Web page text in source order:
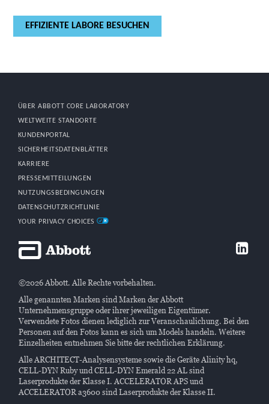
EFFIZIENTE LABORE BESUCHEN
ÜBER ABBOTT CORE LABORATORY
WELTWEITE STANDORTE
KUNDENPORTAL
SICHERHEITSDATENBLÄTTER
KARRIERE
PRESSEMITTEILUNGEN
NUTZUNGSBEDINGUNGEN
DATENSCHUTZRICHTLINIE
YOUR PRIVACY CHOICES
©2026 Abbott. Alle Rechte vorbehalten.
Alle genannten Marken sind Marken der Abbott
Unternehmensgruppe oder ihrer jeweiligen Eigentümer.
Verwendete Fotos dienen lediglich zur Veranschaulichung. Bei den
Personen auf den Fotos kann es sich um Models handeln. Weitere
Einzelheiten entnehmen Sie bitte der rechtlichen Erklärung.
Alle ARCHITECT-Analysensysteme sowie die Geräte Alinity hq,
CELL-DYN Ruby und CELL-DYN Emerald 22 AL sind
Laserprodukte der Klasse I. ACCELERATOR APS und
ACCELERATOR a3600 sind Laserprodukte der Klasse II.